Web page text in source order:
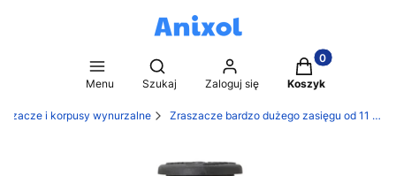
Menu
Otwórz wyszukiwarkę
Szukaj Zaloguj się
Produkty w
Koszyk
i korpusy wynurzalne Zraszacze bardzo dużego zasięgu od 11 do 26m